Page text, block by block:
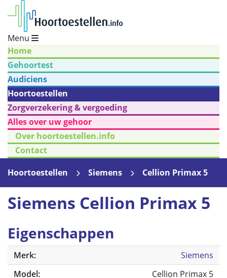
Menu
Home
Gehoortest
Audiciens
Hoortoestellen
Zorgverzekering & vergoeding
Alles over uw gehoor
Over hoortoestellen.info
Contact
Hoortoestellen
Siemens Cellion Primax 5
Siemens Cellion Primax 5
Eigenschappen
Merk:
Siemens
Model:
Cellion Primax 5